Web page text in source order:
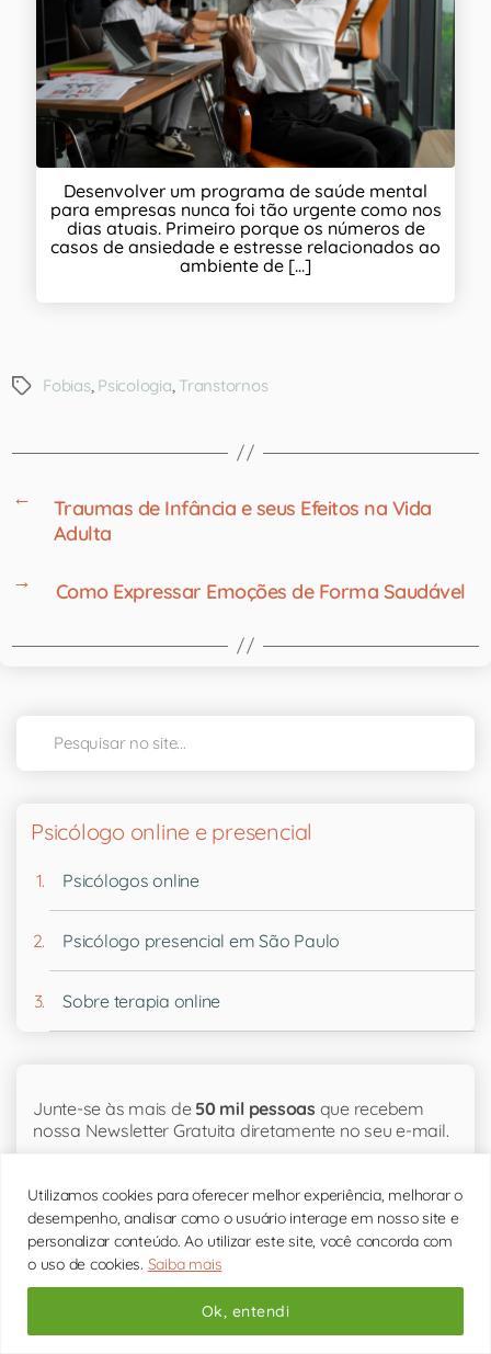
Utilizamos cookies para oferecer melhor experiência, melhorar o
desempenho, analisar como o usuário interage em nosso site e
personalizar conteúdo. Ao utilizar este site, você concorda com
o uso de cookies. Saiba mais
Ok, entendi
Desenvolver um programa de saúde mental
para empresas nunca foi tão urgente como nos
dias atuais. Primeiro porque os números de
casos de ansiedade e estresse relacionados ao
ambiente de [...]
Fobias, Psicologia, Transtornos
←
Traumas de Infância e seus Efeitos na Vida
Adulta
→
Como Expressar Emoções de Forma Saudável
Psicólogo online e presencial
Psicólogos online
Psicólogo presencial em São Paulo
Sobre terapia online
Junte-se às mais de 50 mil pessoas que recebem
nossa Newsletter Gratuita diretamente no seu e-mail.
telefone internacional
E-mail:
Telefone: